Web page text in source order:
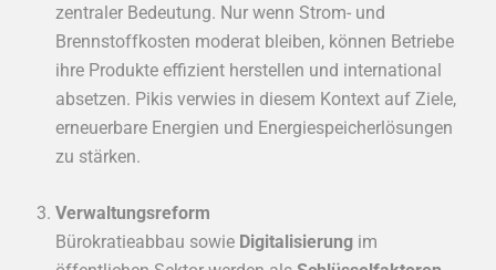
zentraler Bedeutung. Nur wenn Strom- und
Brennstoffkosten moderat bleiben, können Betriebe
ihre Produkte effizient herstellen und international
absetzen. Pikis verwies in diesem Kontext auf Ziele,
erneuerbare Energien und Energiespeicherlösungen
zu stärken.
Verwaltungsreform
Bürokratieabbau sowie Digitalisierung im